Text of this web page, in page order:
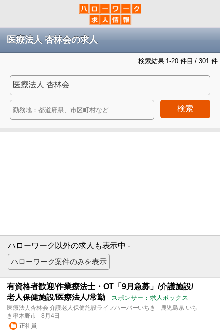
医療法人 杏林会の求人
検索結果 1-20 件目 / 301 件
検索
ハローワーク以外の求人も表示中 -
有資格者歓迎/作業療法士・OT「9月急募」/介護施設/
老人保健施設/医療法人/常勤 - スポンサー：求人ボックス
医療法人杏林会 介護老人保健施設ライフハーバーいちき - 鹿児島県 いち
き串木野市 - 8月4日
正社員